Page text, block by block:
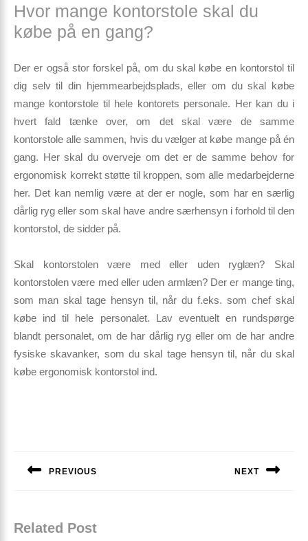
Hvor mange kontorstole skal du
købe på en gang?
Der er også stor forskel på, om du skal købe en kontorstol til
dig selv til din hjemmearbejdsplads, eller om du skal købe
mange kontorstole til hele kontorets personale. Her kan du i
hvert fald tænke over, om det skal være de samme
kontorstole alle sammen, hvis du vælger at købe mange på én
gang. Her skal du overveje om det er de samme behov for
ergonomisk korrekt støtte til kroppen, som alle medarbejderne
her. Det kan nemlig være at der er nogle, som har en særlig
dårlig ryg eller som skal have andre særhensyn i forhold til den
kontorstol, de sidder på.
Skal kontorstolen være med eller uden ryglæn? Skal
kontorstolen være med eller uden armlæn? Der er mange ting,
som man skal tage hensyn til, når du f.eks. som chef skal
købe ind til hele personalet. Lav eventuelt en rundspørge
blandt personalet, om de har dårlig ryg eller om de har andre
fysiske skavanker, som du skal tage hensyn til, når du skal
købe ergonomisk kontorstol ind.
PREVIOUS NEXT
Related Post